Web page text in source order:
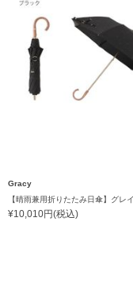
Gracy
¥10,010円(税込)